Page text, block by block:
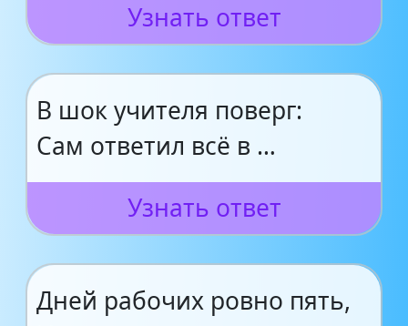
Узнать ответ
В шок учителя поверг:
Сам ответил всё в …
Узнать ответ
Дней рабочих ровно пять,